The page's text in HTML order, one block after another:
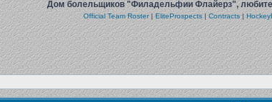
Дом болельщиков "Филадельфии Флайерз",
Official Team Roster|EliteProspects|Contracts|